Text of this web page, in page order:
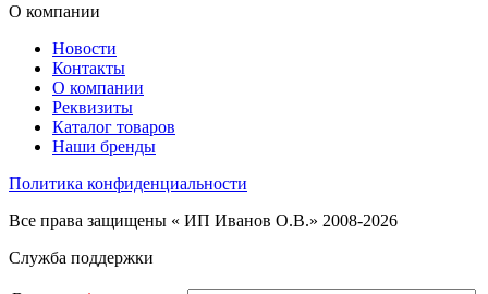
О компании
Новости
Контакты
О компании
Реквизиты
Каталог товаров
Наши бренды
Политика конфиденциальности
Все права защищены « ИП Иванов О.В.» 2008-2026
Служба поддержки